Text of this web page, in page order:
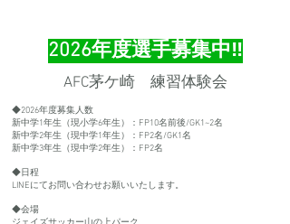
2026年度選手募集中‼
​AFC茅ケ崎 練習体験会
◆2026年度募集人数
新中学1年生（現小学6年生）：FP10名前後/GK1~2名
新中学2年生（現中学1年生）：FP2名/GK1名
新中学3年生（現中学2年生）：FP2名
◆日程
​LINEにてお問い合わせお願いいたします。
◆会場